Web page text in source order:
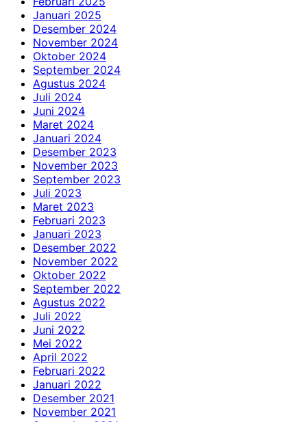
Januari 2025
Desember 2024
November 2024
Oktober 2024
September 2024
Agustus 2024
Juli 2024
Juni 2024
Maret 2024
Januari 2024
Desember 2023
November 2023
September 2023
Juli 2023
Maret 2023
Februari 2023
Januari 2023
Desember 2022
November 2022
Oktober 2022
September 2022
Agustus 2022
Juli 2022
Juni 2022
Mei 2022
April 2022
Februari 2022
Januari 2022
Desember 2021
November 2021